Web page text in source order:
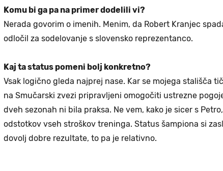
Komu bi ga pa na primer dodelili vi?
Nerada govorim o imenih. Menim, da Robert Kranjec
odločil za sodelovanje s slovensko reprezentanco.
Kaj ta status pomeni bolj konkretno?
Vsak logično gleda najprej nase. Kar se mojega stališča
na Smučarski zvezi pripravljeni omogočiti ustrezne
dveh sezonah ni bila praksa. Ne vem, kako je sicer s
odstotkov vseh stroškov treninga. Status šampiona si
dovolj dobre rezultate, to pa je relativno.